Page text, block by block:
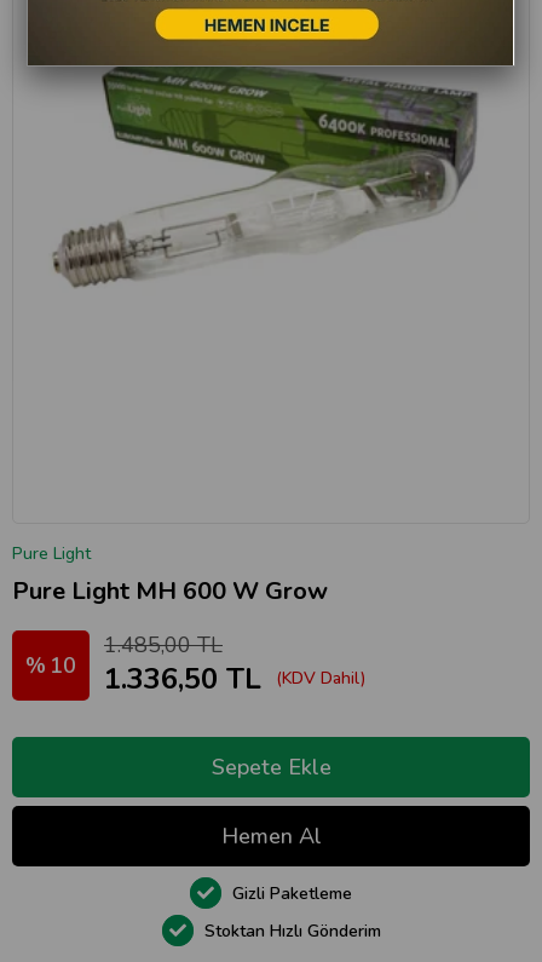
Pure Light
Pure Light MH 600 W Grow
10
1.485,00 TL
1.336,50 TL (KDV Dahil)
Stoktan Hızlı Gönderim
Gizli Paketleme